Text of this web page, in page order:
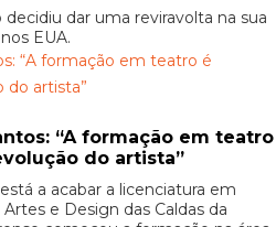
dar uma reviravolta na sua
EUA.
“A formação em teatro
do artista”
a acabar a licenciatura em
e Design das Caldas da